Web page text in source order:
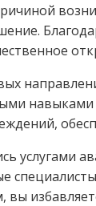
услугами
вы